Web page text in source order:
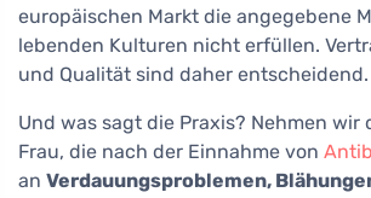
europäischen Markt die angegebene
lebenden Kulturen nicht erfüllen.
und Qualität sind daher entscheidend.
Und was sagt die Praxis? Nehmen wir
Frau, die nach der Einnahme von
an Verdauungsproblemen,